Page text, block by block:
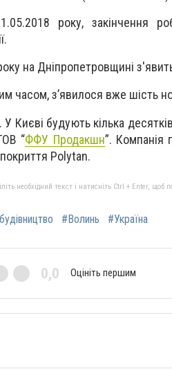
року, закінчення
на Дніпропетровщині
часом, з’явилося вже шість
У Києві будують кілька
“ФФУ Продакшн”. Компанія
Polytan.
необхідний текст і натисніть Ctrl + Enter, щоб
#Волинь #Україна
0,0 Оцініть першим